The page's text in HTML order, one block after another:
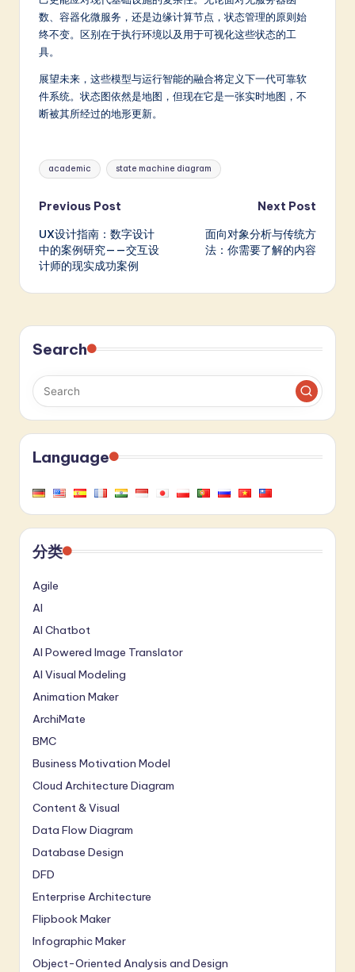
数、容器化微服务，还是边缘计算节点，状态管理的原则始
终不变。区别在于执行环境以及用于可视化这些状态的工
具。
展望未来，这些模型与运行智能的融合将定义下一代可靠软
件系统。状态图依然是地图，但现在它是一张实时地图，不
断被其所经过的地形更新。
Tags:
academic state machine diagram
Post
navigation
Previous Post
UX设计指南：数字设计
中的案例研究——交互设
计师的现实成功案例
Next Post
面向对象分析与传统方
法：你需要了解的内容
Search
Language
分类
Agile
AI
AI Chatbot
AI Powered Image Translator
AI Visual Modeling
Animation Maker
ArchiMate
BMC
Business Motivation Model
Cloud Architecture Diagram
Content & Visual
Data Flow Diagram
Database Design
DFD
Enterprise Architecture
Flipbook Maker
Infographic Maker
Object-Oriented Analysis and Design